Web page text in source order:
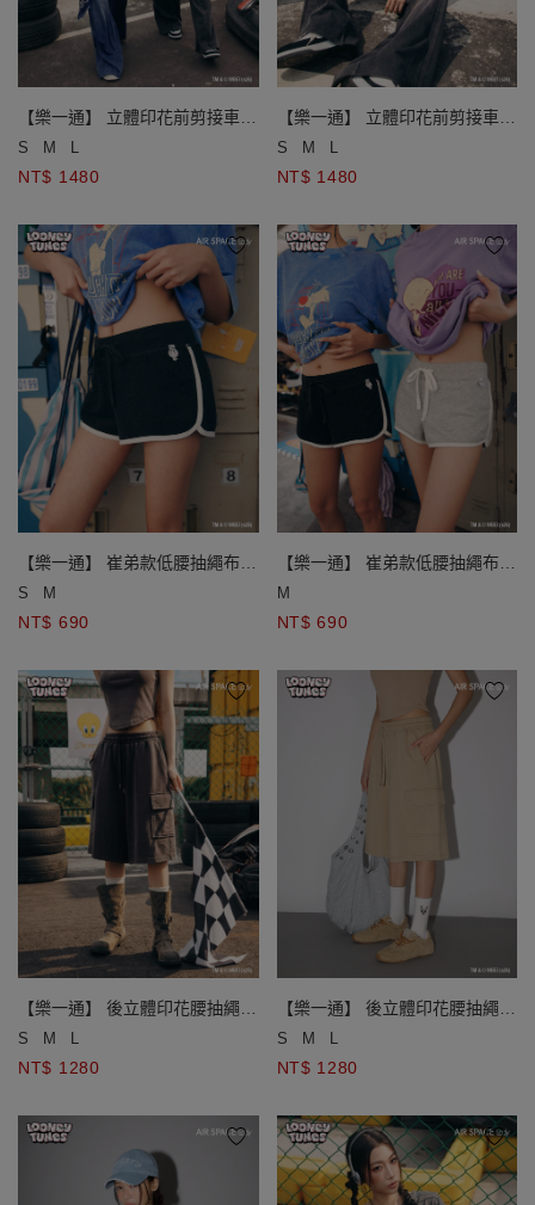
【樂一通】 立體印花前剪接車線
腰鬆緊輕薄牛仔寬褲
S M L
NT$ 1480
【樂一通】 立體印花前剪接車線
腰鬆緊輕薄牛仔寬褲
S M L
NT$ 1480
【樂一通】 崔弟款低腰抽繩布章
裝飾後印花撞色滾邊運動短褲
S M
NT$ 690
【樂一通】 崔弟款低腰抽繩布章
裝飾後印花撞色滾邊運動短褲
M
NT$ 690
【樂一通】 後立體印花腰抽繩雙
口袋水洗休閒七分褲
S M L
NT$ 1280
【樂一通】 後立體印花腰抽繩雙
口袋水洗休閒七分褲
S M L
NT$ 1280